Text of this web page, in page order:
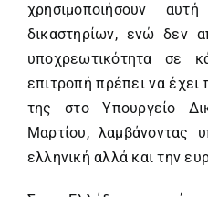
χρησιμοποιήσουν
δικαστηρίων, ενώ δεν
υποχρεωτικότητα σε
επιτροπή πρέπει να έχει
της στο Υπουργείο
Μαρτίου, λαμβάνοντας
ελληνική αλλά και την